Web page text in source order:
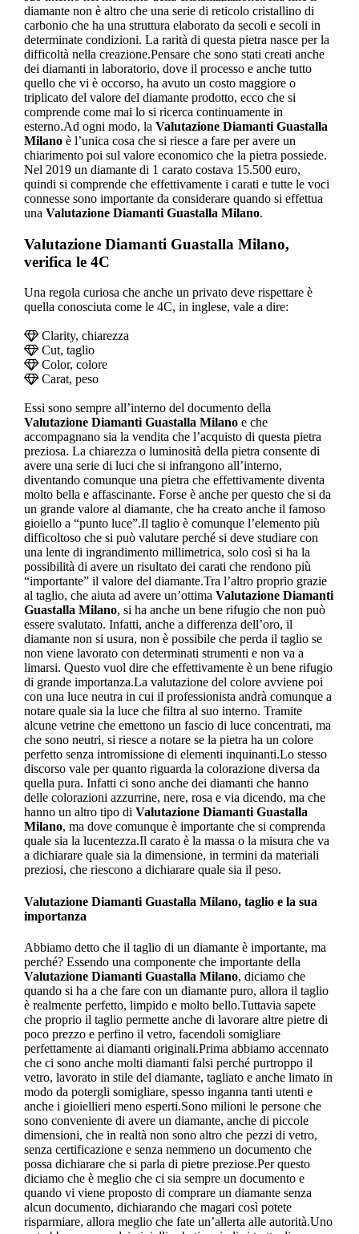
diamante non è altro che una serie di reticolo cristallino di
carbonio che ha una struttura elaborato da secoli e secoli in
determinate condizioni. La rarità di questa pietra nasce per la
difficoltà nella creazione.Pensare che sono stati creati anche
dei diamanti in laboratorio, dove il processo e anche tutto
quello che vi è occorso, ha avuto un costo maggiore o
triplicato del valore del diamante prodotto, ecco che si
comprende come mai lo si ricerca continuamente in
esterno.Ad ogni modo, la Valutazione Diamanti Guastalla
Milanoè l’unica cosa che si riesce a fare per avere un
chiarimento poi sul valore economico che la pietra possiede.
Nel 2019 un diamante di 1 carato costava 15.500 euro,
quindi si comprende che effettivamente i carati e tutte le voci
connesse sono importante da considerare quando si effettua
una Valutazione Diamanti Guastalla Milano.
Valutazione Diamanti Guastalla Milano,
verifica le 4C
Una regola curiosa che anche un privato deve rispettare è
quella conosciuta come le 4C, in inglese, vale a dire:
Clarity, chiarezza
Cut, taglio
Color, colore
Carat, peso
Essi sono sempre all’interno del documento della
Valutazione Diamanti Guastalla Milanoe che
accompagnano sia la vendita che l’acquisto di questa pietra
preziosa. La chiarezza o luminosità della pietra consente di
avere una serie di luci che si infrangono all’interno,
diventando comunque una pietra che effettivamente diventa
molto bella e affascinante. Forse è anche per questo che si da
un grande valore al diamante, che ha creato anche il famoso
gioiello a “punto luce”.Il taglio è comunque l’elemento più
difficoltoso che si può valutare perché si deve studiare con
una lente di ingrandimento millimetrica, solo così si ha la
possibilità di avere un risultato dei carati che rendono più
“importante” il valore del diamante.Tra l’altro proprio grazie
al taglio, che aiuta ad avere un’ottima Valutazione Diamanti
Guastalla Milano, si ha anche un bene rifugio che non può
essere svalutato. Infatti, anche a differenza dell’oro, il
diamante non si usura, non è possibile che perda il taglio se
non viene lavorato con determinati strumenti e non va a
limarsi. Questo vuol dire che effettivamente è un bene rifugio
di grande importanza.La valutazione del colore avviene poi
con una luce neutra in cui il professionista andrà comunque a
notare quale sia la luce che filtra al suo interno. Tramite
alcune vetrine che emettono un fascio di luce concentrati, ma
che sono neutri, si riesce a notare se la pietra ha un colore
perfetto senza intromissione di elementi inquinanti.Lo stesso
discorso vale per quanto riguarda la colorazione diversa da
quella pura. Infatti ci sono anche dei diamanti che hanno
delle colorazioni azzurrine, nere, rosa e via dicendo, ma che
hanno un altro tipo di Valutazione Diamanti Guastalla
Milano, ma dove comunque è importante che si comprenda
quale sia la lucentezza.Il carato è la massa o la misura che va
a dichiarare quale sia la dimensione, in termini da materiali
preziosi, che riescono a dichiarare quale sia il peso.
Valutazione Diamanti Guastalla Milano, taglio e la sua
importanza
Abbiamo detto che il taglio di un diamante è importante, ma
perché? Essendo una componente che importante della
Valutazione Diamanti Guastalla Milano, diciamo che
quando si ha a che fare con un diamante puro, allora il taglio
è realmente perfetto, limpido e molto bello.Tuttavia sapete
che proprio il taglio permette anche di lavorare altre pietre di
poco prezzo e perfino il vetro, facendoli somigliare
perfettamente ai diamanti originali.Prima abbiamo accennato
che ci sono anche molti diamanti falsi perché purtroppo il
vetro, lavorato in stile del diamante, tagliato e anche limato in
modo da potergli somigliare, spesso inganna tanti utenti e
anche i gioiellieri meno esperti.Sono milioni le persone che
sono conveniente di avere un diamante, anche di piccole
dimensioni, che in realtà non sono altro che pezzi di vetro,
senza certificazione e senza nemmeno un documento che
possa dichiarare che si parla di pietre preziose.Per questo
diciamo che è meglio che ci sia sempre un documento e
quando vi viene proposto di comprare un diamante senza
alcun documento, dichiarando che magari così potete
risparmiare, allora meglio che fate un’allerta alle autorità.Uno